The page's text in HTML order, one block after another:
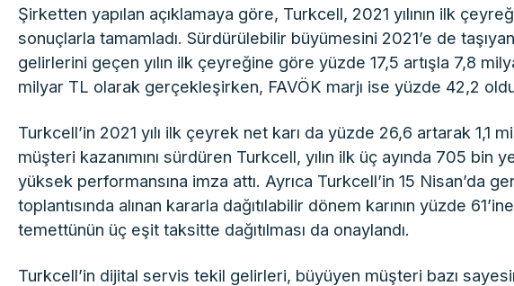
Şirketten yapılan açıklamaya göre, Turkcell, 2021 yılının ilk
sonuçlarla tamamladı. Sürdürülebilir büyümesini 2021’e de
gelirlerini geçen yılın ilk çeyreğine göre yüzde 17,5 artışla 7,8
milyar TL olarak gerçekleşirken, FAVÖK marjı ise yüzde 42,2
Turkcell’in 2021 yılı ilk çeyrek net karı da yüzde 26,6 artarak 1,1
müşteri kazanımını sürdüren Turkcell, yılın ilk üç ayında 705 bin
yüksek performansına imza attı. Ayrıca Turkcell’in 15 Nisan’da
toplantısında alınan kararla dağıtılabilir dönem karının yüzde
temettünün üç eşit taksitte dağıtılması da onaylandı.
Turkcell’in dijital servis tekil gelirleri, büyüyen müşteri bazı